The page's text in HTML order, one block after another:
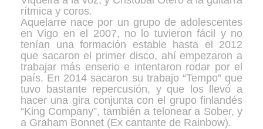
rítmica y coros.
Aquelarre nace por un grupo de adolescentes
en Vigo en el 2007, no lo tuvieron fácil y no
tenían una formación estable hasta el 2012
que sacaron el primer disco, ahí empezaron a
trabajar más enserio e intentaron rodar por el
país. En 2014 sacaron su trabajo “Tempo” que
tuvo bastante repercusión, y que los llevó a
hacer una gira conjunta con el grupo finlandés
“King Company”, también a telonear a Sober, y
a Graham Bonnet (Ex cantante de Rainbow).